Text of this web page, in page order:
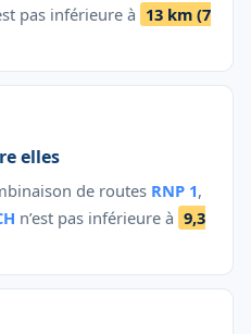
pas inférieure à 13 km (7
elles
de routes RNP 1,
n’est pas inférieure à 9,3